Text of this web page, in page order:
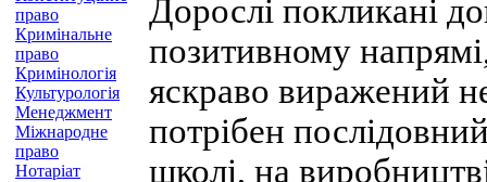
право
Кримінальне
право
Кримінологія
Культурологія
Менеджмент
Міжнародне
право
Нотаріат
Дорослі покликані
позитивному
яскраво виражений
потрібен
школі, на